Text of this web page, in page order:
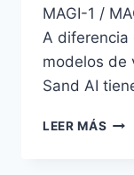
MAGI-1 /
A diferencia
modelos de
Sand AI
LEER MÁS ¿QUÉ